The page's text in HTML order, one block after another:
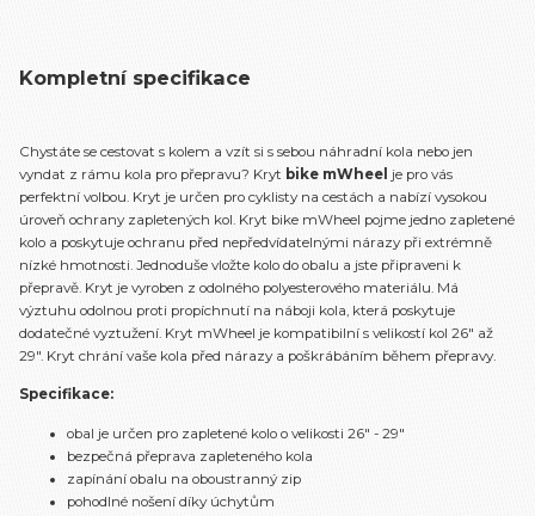
Kompletní specifikace
Chystáte se cestovat s kolem a vzít si s sebou náhradní kola nebo jen
vyndat z rámu kola pro přepravu? Kryt bike mWheel je pro vás
perfektní volbou. Kryt je určen pro cyklisty na cestách a nabízí vysokou
úroveň ochrany zapletených kol. Kryt bike mWheel pojme jedno zapletené
kolo a poskytuje ochranu před nepředvídatelnými nárazy při extrémně
nízké hmotnosti. Jednoduše vložte kolo do obalu a jste připraveni k
přepravě. Kryt je vyroben z odolného polyesterového materiálu. Má
výztuhu odolnou proti propíchnutí na náboji kola, která poskytuje
dodatečné vyztužení. Kryt mWheel je kompatibilní s velikostí kol 26" až
29". Kryt chrání vaše kola před nárazy a poškrábáním během přepravy.
Specifikace:
obal je určen pro zapletené kolo o velikosti 26" - 29"
bezpečná přeprava zapleteného kola
zapínání obalu na oboustranný zip
pohodlné nošení díky úchytům